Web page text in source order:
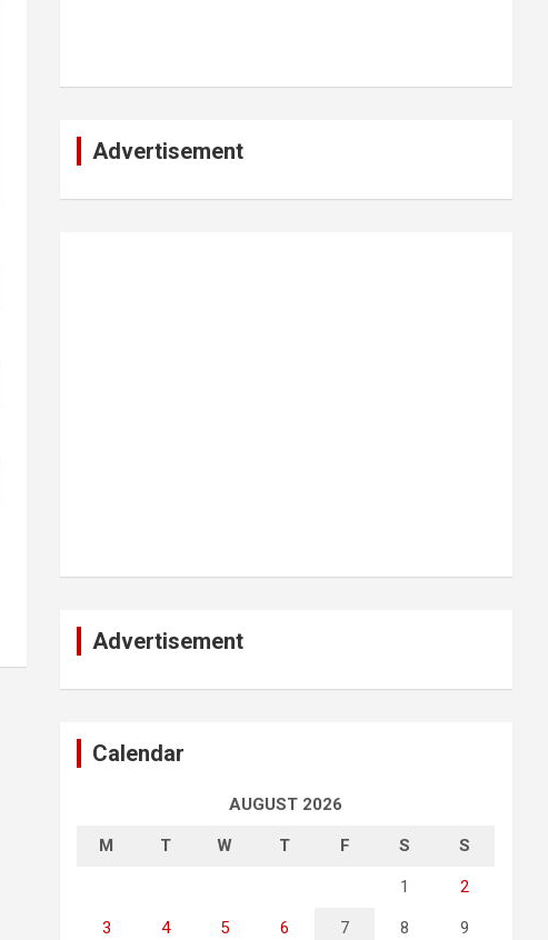
Advertisement
Advertisement
Calendar
AUGUST 2026
M T W T F S S
1 2
3 4 5 6 7 8 9